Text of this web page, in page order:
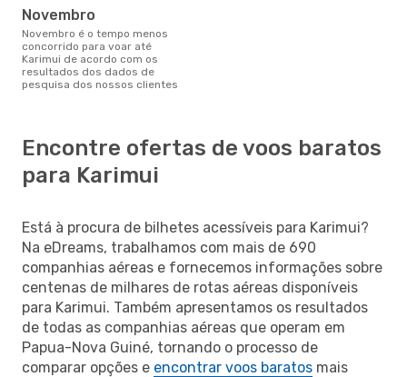
novembro
novembro é o tempo menos
concorrido para voar até
Karimui de acordo com os
resultados dos dados de
pesquisa dos nossos clientes
Encontre ofertas de voos baratos
para Karimui
Está à procura de bilhetes acessíveis para Karimui?
Na eDreams, trabalhamos com mais de 690
companhias aéreas e fornecemos informações sobre
centenas de milhares de rotas aéreas disponíveis
para Karimui. Também apresentamos os resultados
de todas as companhias aéreas que operam em
Papua-Nova Guiné, tornando o processo de
comparar opções e encontrar voos baratos mais